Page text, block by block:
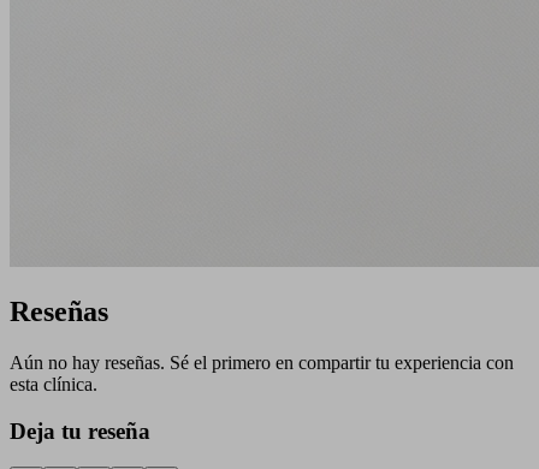
Reseñas
Aún no hay reseñas. Sé el primero en compartir tu experiencia con
esta clínica.
Deja tu reseña